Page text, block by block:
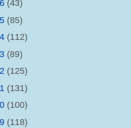
(43)
(85)
(112)
(89)
(125)
(131)
(100)
(118)